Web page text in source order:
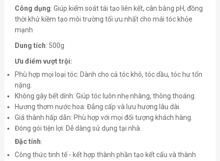
Công dụng: Giúp kiểm soát tái tạo liên kết, cân bằng pH, đồng
thời khử kiềm tạo môi trường tối ưu nhất cho mái tóc khỏe
mạnh
Dung tích: 500g
Ưu điểm vượt trội:
Phù hợp mọi loại tóc: Dành cho cả tóc khô, tóc dầu, tóc hư tổn
nặng.
Không gây bết dính: Giúp tóc luôn nhẹ nhàng, thông thoáng.
Hương thơm nước hoa: Đẳng cấp và lưu hương lâu dài.
Giá thành hấp dẫn: Phù hợp với mọi đối tượng khách hàng.
Đóng gói tiện lợi: Dễ dàng sử dụng tại nhà.
Đặc tính:
Công thức tinh tế - kết hợp thành phần tạo kết cấu và thành